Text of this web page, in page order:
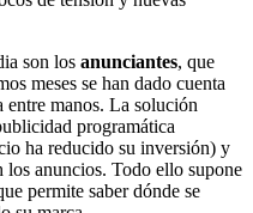
son los anunciantes, que
meses se han dado cuenta
entre manos. La solución
programática
ha reducido su inversión) y
los anuncios. Todo ello supone
permite saber dónde se